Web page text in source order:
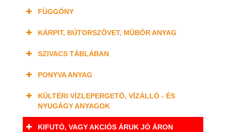
FÜGGÖNY
KÁRPIT, BÚTORSZÖVET, MŰBŐR ANYAG
SZIVACS TÁBLÁBAN
PONYVA ANYAG
KÜLTÉRI VÍZLEPERGETŐ, VÍZÁLLÓ - ÉS
NYUGÁGY ANYAGOK
KIFUTÓ, VAGY AKCIÓS ÁRUK JÓ ÁRON